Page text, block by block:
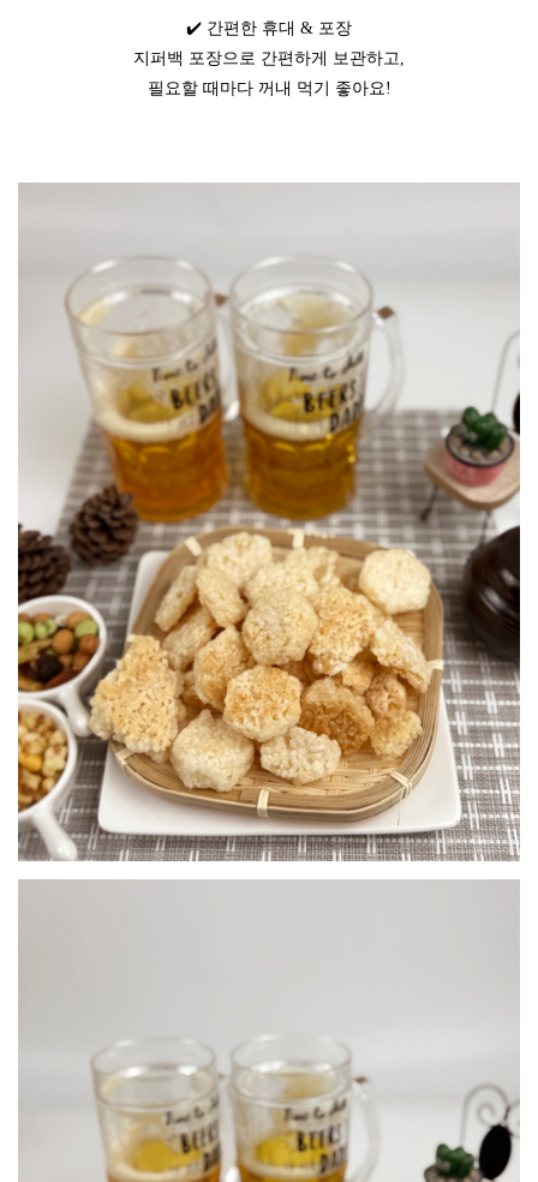
✔️ 간편한 휴대 & 포장
지퍼백 포장으로 간편하게 보관하고,
필요할 때마다 꺼내 먹기 좋아요!